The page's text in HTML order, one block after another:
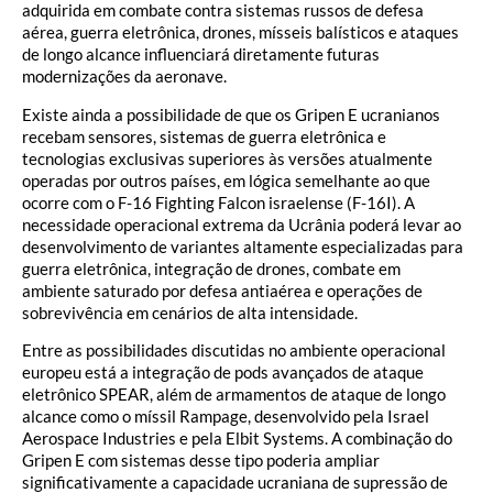
adquirida em combate contra sistemas russos de defesa
aérea, guerra eletrônica, drones, mísseis balísticos e ataques
de longo alcance influenciará diretamente futuras
modernizações da aeronave.
Existe ainda a possibilidade de que os Gripen E ucranianos
recebam sensores, sistemas de guerra eletrônica e
tecnologias exclusivas superiores às versões atualmente
operadas por outros países, em lógica semelhante ao que
ocorre com o F-16 Fighting Falcon israelense (F-16I). A
necessidade operacional extrema da Ucrânia poderá levar ao
desenvolvimento de variantes altamente especializadas para
guerra eletrônica, integração de drones, combate em
ambiente saturado por defesa antiaérea e operações de
sobrevivência em cenários de alta intensidade.
Entre as possibilidades discutidas no ambiente operacional
europeu está a integração de pods avançados de ataque
eletrônico SPEAR, além de armamentos de ataque de longo
alcance como o míssil Rampage, desenvolvido pela Israel
Aerospace Industries e pela Elbit Systems. A combinação do
Gripen E com sistemas desse tipo poderia ampliar
significativamente a capacidade ucraniana de supressão de